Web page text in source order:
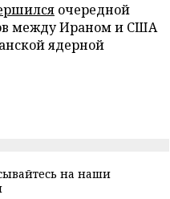
очередной
между Ираном и США
ядерной
на наши